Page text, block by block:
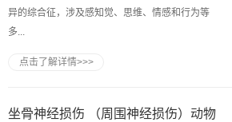
异的综合征，涉及感知觉、思维、情感和行为等
多...
点击了解详情>>>
坐骨神经损伤 （周围神经损伤）动物